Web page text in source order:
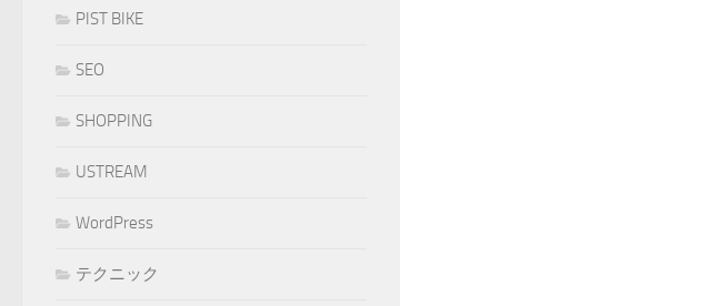
PIST BIKE
SEO
SHOPPING
USTREAM
WordPress
テクニック